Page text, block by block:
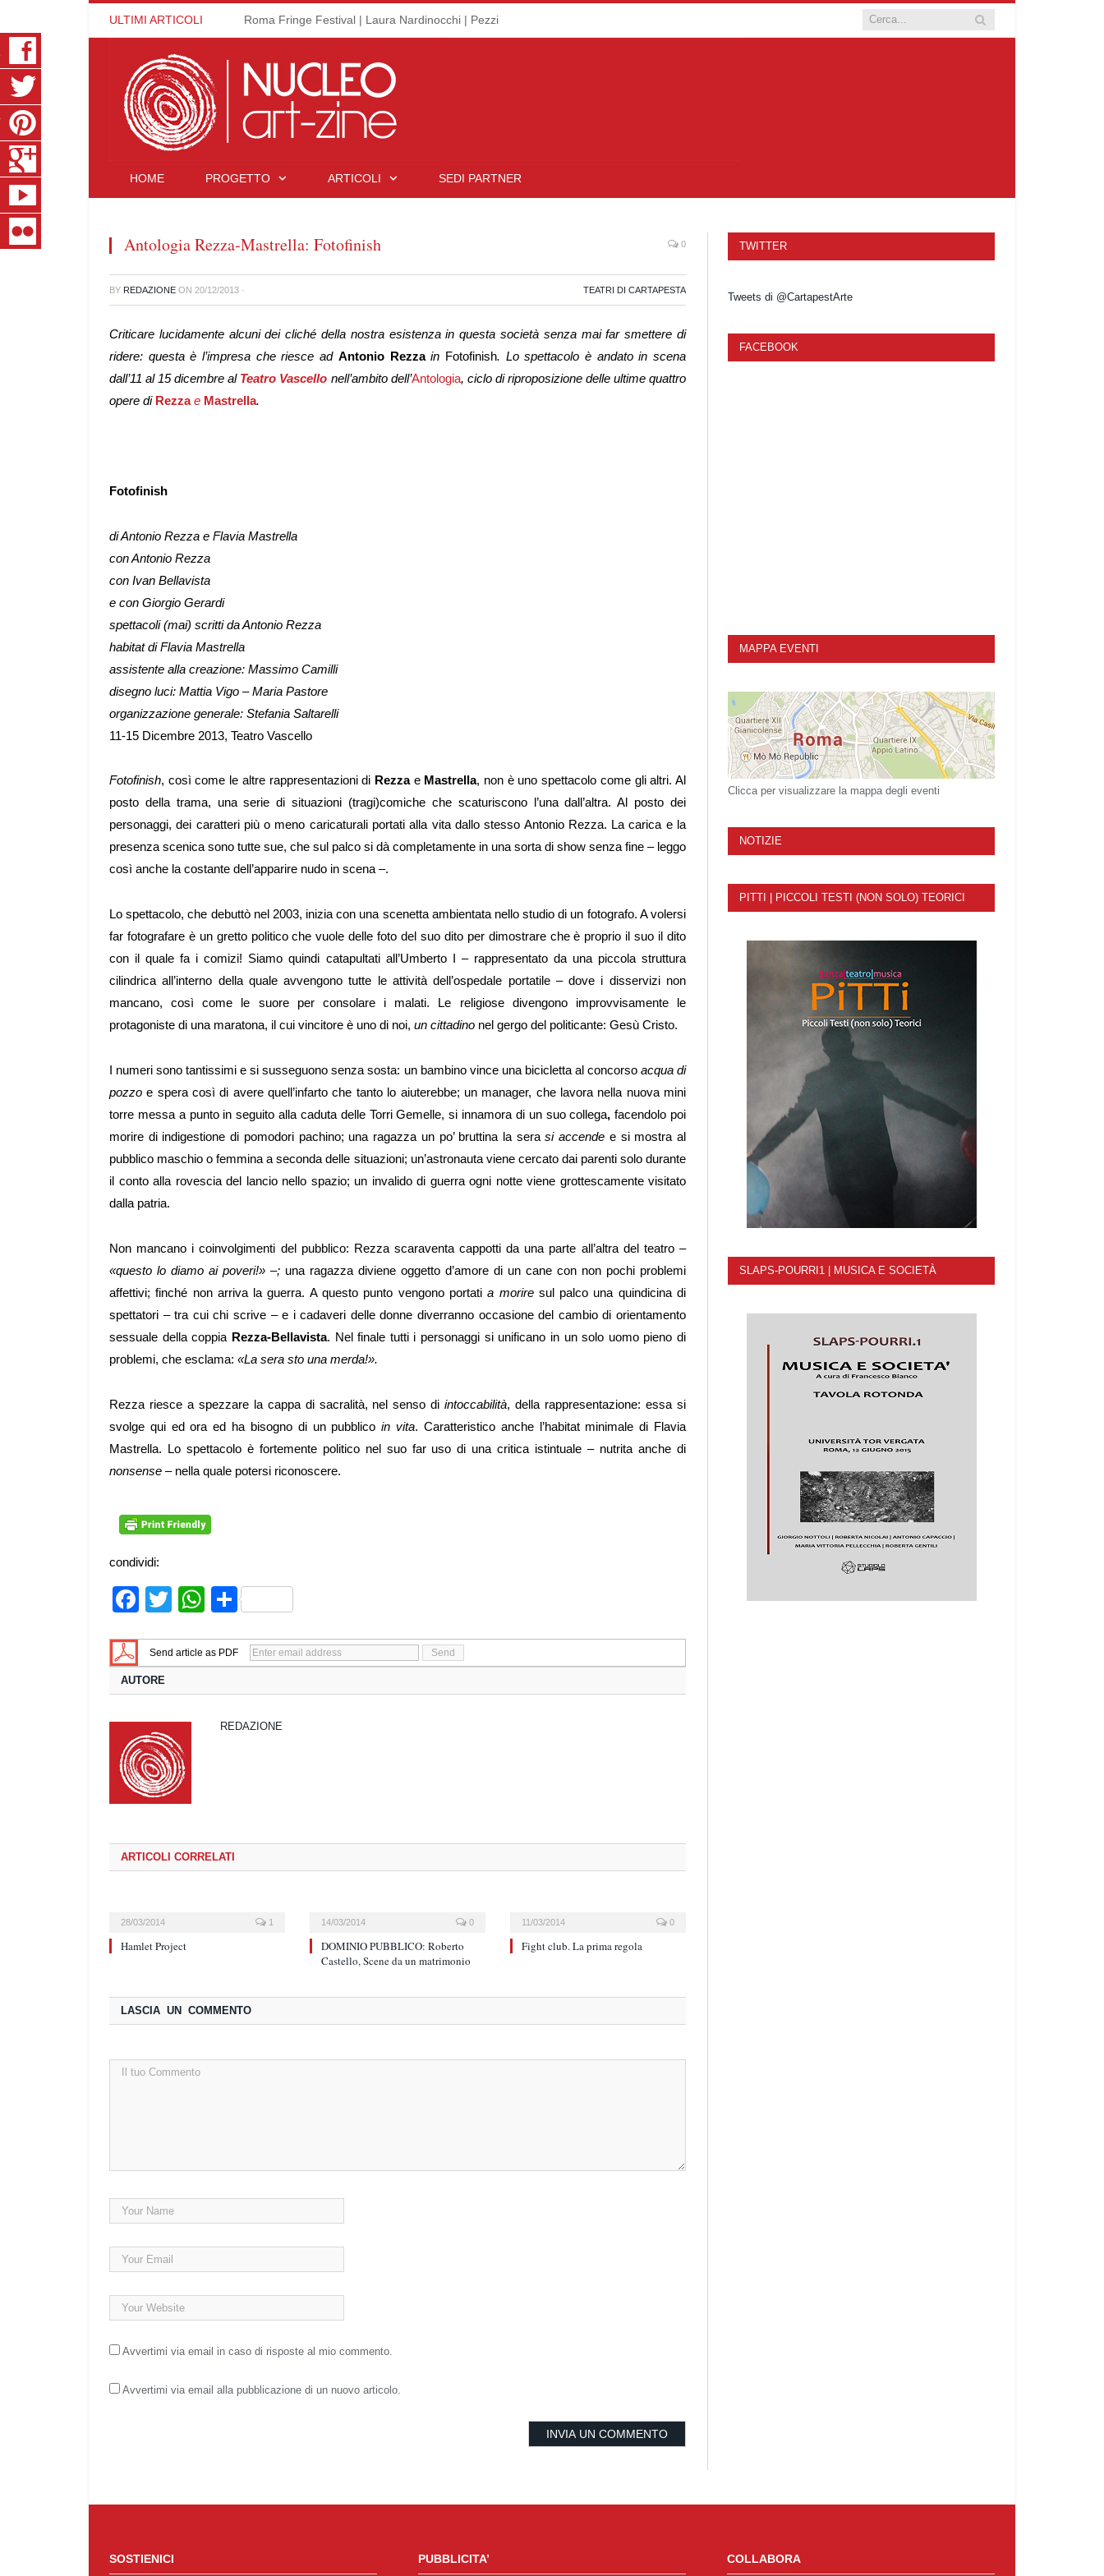
ULTIMI ARTICOLI Roma Fringe Festival | Laura Nardinocchi | Pezzi
HOME PROGETTO ARTICOLI SEDI PARTNER
Antologia Rezza-Mastrella: Fotofinish 0
BY REDAZIONE ON 20/12/2013 · TEATRI DI CARTAPESTA
Criticare lucidamente alcuni dei cliché della nostra esistenza in questa società senza mai far smettere di
ridere: questa è l’impresa che riesce ad Antonio Rezzain Fotofinish. Lo spettacolo è andato in scena
dall’11 al 15 dicembre al Teatro Vascello nell’ambito dell’Antologia, ciclo di riproposizione delle ultime quattro
opere di Rezzae Mastrella.
Fotofinish
diAntonio Rezza e Flavia Mastrella
conAntonio Rezza
con Ivan Bellavista
e con Giorgio Gerardi
spettacoli (mai) scritti daAntonio Rezza
habitat diFlavia Mastrella
assistente alla creazione: Massimo Camilli
disegno luci: Mattia Vigo – Maria Pastore
organizzazione generale: Stefania Saltarelli
11-15 Dicembre 2013, Teatro Vascello
Fotofinish, così come le altre rappresentazioni di Rezzae Mastrella, non è uno spettacolo come gli altri. Al
posto della trama, una serie di situazioni (tragi)comiche che scaturiscono l’una dall’altra. Al posto dei
personaggi, dei caratteri più o meno caricaturali portati alla vita dallo stesso Antonio Rezza. La carica e la
presenza scenica sono tutte sue, che sul palco si dà completamente in una sorta di show senza fine – leggo
così anche la costante dell’apparire nudo in scena –.
Lo spettacolo, che debuttò nel 2003, inizia con una scenetta ambientata nello studio di un fotografo. A volersi
far fotografare è un gretto politico che vuole delle foto del suo dito per dimostrare che è proprio il suo il dito
con il quale fa i comizi! Siamo quindi catapultati all’Umberto I – rappresentato da una piccola struttura
cilindrica all’interno della quale avvengono tutte le attività dell’ospedale portatile – dove i disservizi non
mancano, così come le suore per consolare i malati. Le religiose divengono improvvisamente le
protagoniste di una maratona, il cui vincitore è uno di noi, un cittadino nel gergo del politicante: Gesù Cristo.
I numeri sono tantissimi e si susseguono senza sosta: un bambino vince una bicicletta al concorso acqua di
pozzoe spera così di avere quell’infarto che tanto lo aiuterebbe; un manager, che lavora nella nuova mini
torre messa a punto in seguito alla caduta delle Torri Gemelle, si innamora di un suo collega,facendolo poi
morire di indigestione di pomodori pachino; una ragazza un po’ bruttina la serasi accende e si mostra al
pubblico maschio o femmina a seconda delle situazioni; un’astronauta viene cercato dai parenti solo durante
il conto alla rovescia del lancio nello spazio; un invalido di guerra ogni notte viene grottescamente visitato
dalla patria.
Non mancano i coinvolgimenti del pubblico: Rezza scaraventa cappotti da una parte all’altra del teatro –
«questo lo diamo ai poveri!» –; una ragazza diviene oggetto d’amore di un cane con non pochi problemi
affettivi; finché non arriva la guerra. A questo punto vengono portatia moriresul palco una quindicina di
spettatori – tra cui chi scrive – e i cadaveri delle donne diverranno occasione del cambio di orientamento
sessuale della coppia Rezza-Bellavista. Nel finale tutti i personaggi si unificano in un solo uomo pieno di
problemi, che esclama: «La sera sto una merda!».
Rezza riesce a spezzare la cappa di sacralità, nel senso diintoccabilità, della rappresentazione: essa si
svolge qui ed ora ed ha bisogno di un pubblicoin vita. Caratteristico anche l’habitat minimale di Flavia
Mastrella. Lo spettacolo è fortemente politico nel suo far uso di una critica istintuale – nutrita anche di
nonsense – nella quale potersi riconoscere.
condividi:
Facebook
TwitterWhatsApp
Share
Send article as PDF
AUTORE
REDAZIONE
ARTICOLI CORRELATI
28/03/2014 1
Hamlet Project
14/03/2014 0
DOMINIO PUBBLICO: Roberto
Castello, Scene da un matrimonio
11/03/2014 0
Fight club. La prima regola
LASCIA UN COMMENTO
Avvertimi via email in caso di risposte al mio commento.
Avvertimi via email alla pubblicazione di un nuovo articolo.
TWITTER
Tweets di @CartapestArte
FACEBOOK
MAPPA EVENTI
Clicca per visualizzare la mappa degli eventi
NOTIZIE
PITTI | PICCOLI TESTI (NON SOLO) TEORICI
SLAPS-POURRI1 | MUSICA E SOCIETÀ
SOSTIENICI PUBBLICITA’ COLLABORA